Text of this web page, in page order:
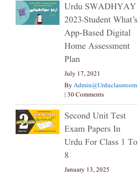
Urdu SWADHYAY
2023،Student What’s
App-Based Digital
Home Assessment
Plan
July 17, 2021
ByAdmin@urduclassroom
| 30 Comments
Second Unit Test
Exam Papers In
Urdu For Class 1 To
8
January 13, 2025